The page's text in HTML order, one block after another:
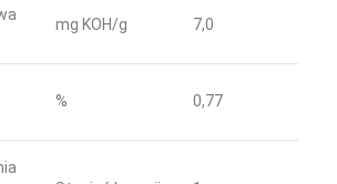
mg KOH/g 7,0
% 0,77